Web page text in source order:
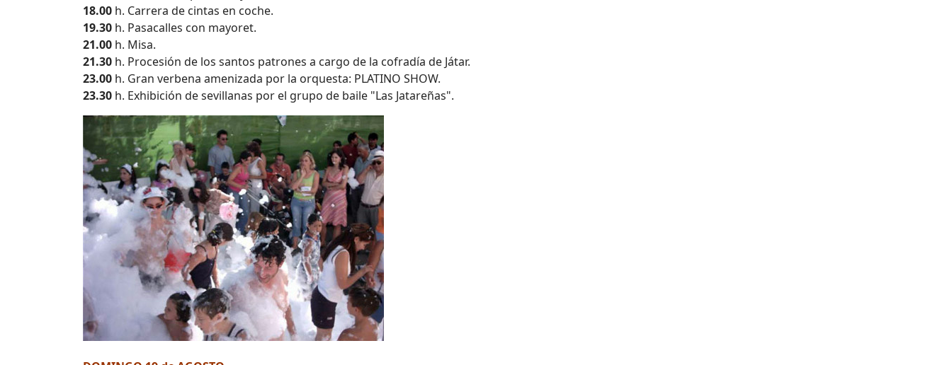
18.00 h. Carrera de cintas en coche.
19.30 h. Pasacalles con mayoret.
21.00 h. Misa.
21.30 h. Procesión de los santos patrones a cargo de la cofradía de Játar.
23.00 h. Gran verbena amenizada por la orquesta: PLATINO SHOW.
23.30 h. Exhibición de sevillanas por el grupo de baile "Las Jatareñas".